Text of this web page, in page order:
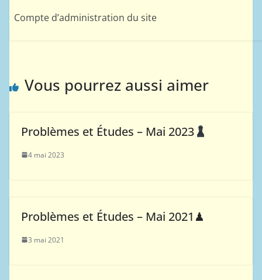
Compte d’administration du site
Vous pourrez aussi aimer
Problèmes et Études – Mai 2023
4 mai 2023
Problèmes et Études – Mai 2021♟
3 mai 2021